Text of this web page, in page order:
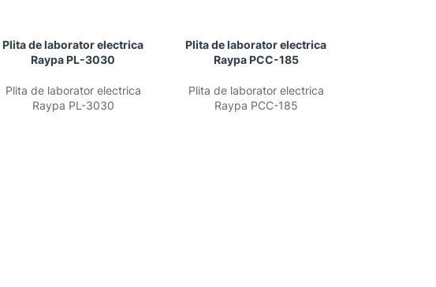
Plita de laborator electrica
Raypa PL-3030
Plita de laborator electrica
Raypa PL-3030
Plita de laborator electrica
Raypa PCC-185
Plita de laborator electrica
Raypa PCC-185